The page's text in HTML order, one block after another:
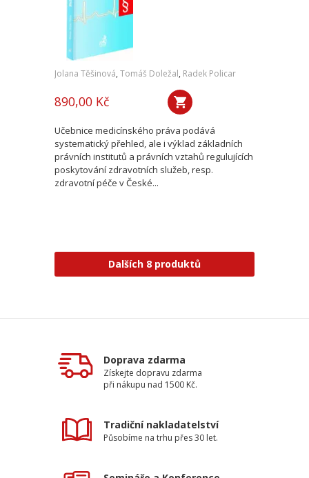
Jolana Těšinová, Tomáš Doležal, Radek Policar
890,00 Kč
Učebnice medicínského práva podává
systematický přehled, ale i výklad základních
právních institutů a právních vztahů regulujících
poskytování zdravotních služeb, resp.
zdravotní péče v České...
Dalších 8 produktů
Doprava zdarma
Získejte dopravu zdarma
při nákupu nad 1500 Kč.
Tradiční nakladatelství
Působíme na trhu přes 30 let.